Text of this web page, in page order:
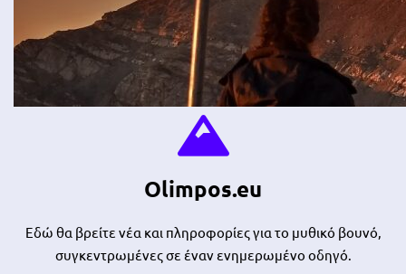
Olimpos.eu
Εδώ θα βρείτε νέα και πληροφορίες για το μυθικό βουνό,
συγκεντρωμένες σε έναν ενημερωμένο οδηγό.